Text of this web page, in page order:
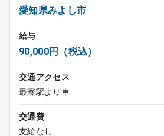
愛知県みよし市
給与
90,000円（税込）
交通アクセス
最寄駅より車
交通費
支給なし